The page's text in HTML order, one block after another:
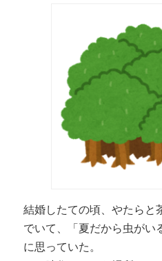
結婚したての頃、やたらと
でいて、「夏だから虫がい
に思っていた。